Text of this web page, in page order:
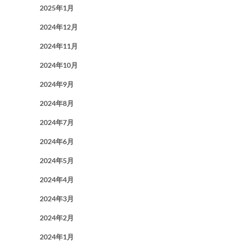
2025年1月
2024年12月
2024年11月
2024年10月
2024年9月
2024年8月
2024年7月
2024年6月
2024年5月
2024年4月
2024年3月
2024年2月
2024年1月